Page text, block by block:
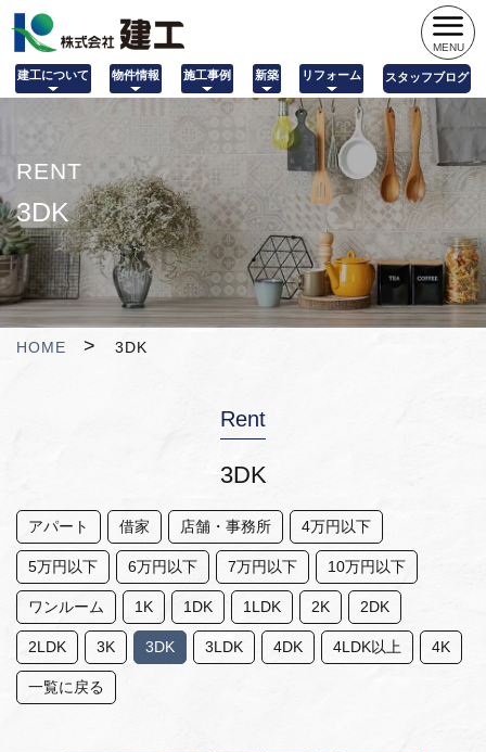
建工について 物件情報 施工事例 新築 リフォーム スタッフブログ
MENU
RENT
3DK
HOME 3DK
Rent
3DK
アパート 借家 店舗・事務所 4万円以下
5万円以下 6万円以下 7万円以下 10万円以下
ワンルーム 1K 1DK 1LDK 2K 2DK
2LDK 3K 3DK 3LDK 4DK 4LDK以上 4K
一覧に戻る